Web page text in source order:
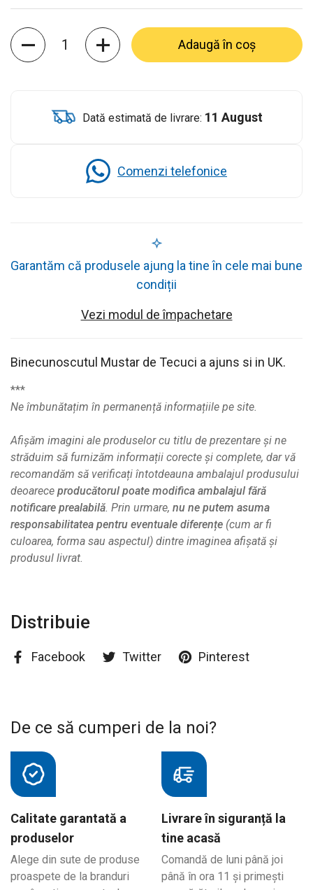
Cantitate
Adaugă în coș
Dată estimată de livrare: 11 August
Comenzi telefonice
Garantăm că produsele ajung la tine în cele mai bune
condiții
Vezi modul de împachetare
Binecunoscutul Mustar de Tecuci a ajuns si in UK.
***
Ne îmbunătațim în permanență informațiile pe site.
Afișăm imagini ale produselor cu titlu de prezentare și ne
străduim să furnizăm informații corecte și complete, dar vă
recomandăm să verificați întotdeauna ambalajul produsului
deoarece producătorul poate modifica ambalajul fără
notificare prealabilă. Prin urmare, nu ne putem asuma
responsabilitatea pentru eventuale diferențe (cum ar fi
culoarea, forma sau aspectul) dintre imaginea afișată și
produsul livrat.
Distribuie
Facebook Twitter Pinterest
De ce să cumperi de la noi?
Calitate garantată a
produselor
Alege din sute de produse
proaspete de la branduri
Livrare în siguranță la
tine acasă
Comandă de luni până joi
până în ora 11 și primești